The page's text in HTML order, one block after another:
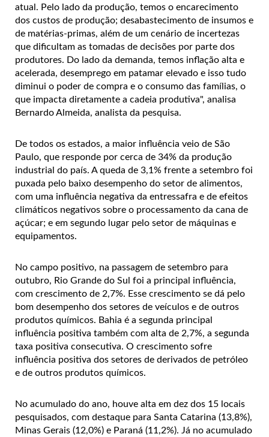
atual. Pelo lado da produção, temos o encarecimento
dos custos de produção; desabastecimento de insumos e
de matérias-primas, além de um cenário de incertezas
que dificultam as tomadas de decisões por parte dos
produtores. Do lado da demanda, temos inflação alta e
acelerada, desemprego em patamar elevado e isso tudo
diminui o poder de compra e o consumo das famílias, o
que impacta diretamente a cadeia produtiva", analisa
Bernardo Almeida, analista da pesquisa.
De todos os estados, a maior influência veio de São
Paulo, que responde por cerca de 34% da produção
industrial do país. A queda de 3,1% frente a setembro foi
puxada pelo baixo desempenho do setor de alimentos,
com uma influência negativa da entressafra e de efeitos
climáticos negativos sobre o processamento da cana de
açúcar; e em segundo lugar pelo setor de máquinas e
equipamentos.
No campo positivo, na passagem de setembro para
outubro, Rio Grande do Sul foi a principal influência,
com crescimento de 2,7%. Esse crescimento se dá pelo
bom desempenho dos setores de veículos e de outros
produtos químicos. Bahia é a segunda principal
influência positiva também com alta de 2,7%, a segunda
taxa positiva consecutiva. O crescimento sofre
influência positiva dos setores de derivados de petróleo
e de outros produtos químicos.
No acumulado do ano, houve alta em dez dos 15 locais
pesquisados, com destaque para Santa Catarina (13,8%),
Minas Gerais (12,0%) e Paraná (11,2%). Já no acumulado